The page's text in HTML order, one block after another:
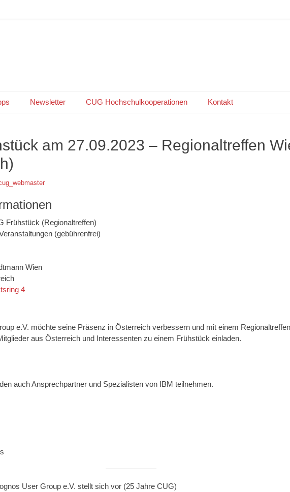
Newsletter CUG Hochschulkooperationen Kontakt
am 27.09.2023 – Regionaltreffen
Frühstück (Regionaltreffen)
(gebührenfrei)
Wien
4
e.V. möchte seine Präsenz in Österreich verbessern und mit einem
aus Österreich und Interessenten zu einem Frühstück einladen.
auch Ansprechpartner und Spezialisten von IBM teilnehmen.
User Group e.V. stellt sich vor (25 Jahre CUG)